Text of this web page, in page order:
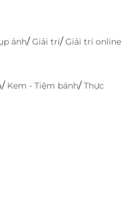
từ con người
vụ. Họ không chỉ giàu
theo lộ trình của từng
tập trở nên thú vị, dễ tiếp
Những bài giảng nhẹ
ứng dụng vào đời sống
ảnh/Giải trí/Giải trí online
/ Kem - Tiệm bánh/Thực